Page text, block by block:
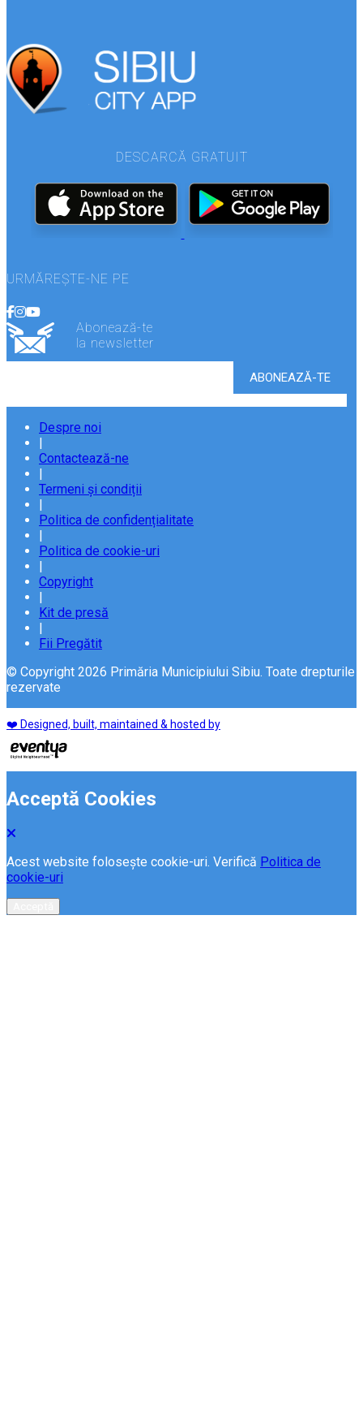
DESCARCĂ GRATUIT
URMĂREȘTE-NE PE
Abonează-te
la newsletter
Despre noi
|
Contactează-ne
|
Termeni și condiții
|
Politica de confidențialitate
|
Politica de cookie-uri
|
Copyright
|
Kit de presă
|
Fii Pregătit
© Copyright 2026 Primăria Municipiului Sibiu. Toate drepturile
rezervate
❤️ Designed, built, maintained & hosted by
Acceptă Cookies
Acest website folosește cookie-uri. Verifică Politica de
cookie-uri